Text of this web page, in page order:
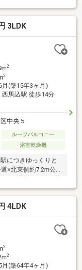
は90坪！ゆったり
駅は始発の西馬込
マンションでは再
まずはお気軽にお問
ームのお見積も
です♪お待ちしてお
3LDK
2
2
月(築15年3ヶ月)
馬込駅 徒歩14分
中央５
ルーフバルコニー
浴室乾燥機
につきゆっくりと
×北東側約7.2m公道
を快適にする充実
房乾燥機・24時間換
収納スペース付き
ご見学いただけま
4LDK
2
2
月(築64年4ヶ月)